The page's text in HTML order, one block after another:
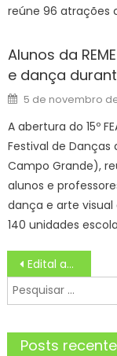
reúne 96 atrações
Alunos da
e dança
Posted
on
5 de novembro
A abertura do 15º
Festival de Danças
Campo Grande),
alunos e
dança e arte
140 unidades
de
Post
Edital aberto para publicação sobre experiências do Pibid e Residência Pedagógica – IFSP
Pesquisar
por:
Posts